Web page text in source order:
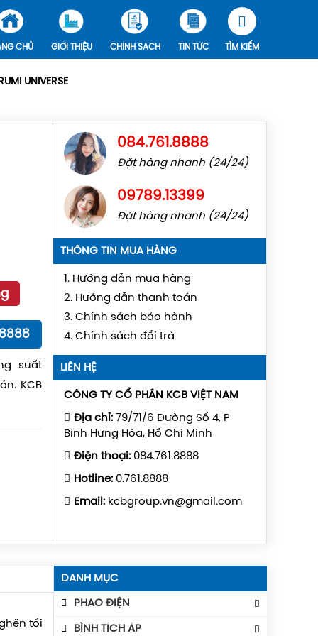
CHỦ GIỚI THIỆU CHÍNH SÁCH TIN TỨC TÌM KIẾM
UNIVERSE
suất
KCB
chống
084.761.8888
Đặt hàng nhanh (24/24)
09789.13399
Đặt hàng nhanh (24/24)
THÔNG TIN MUA HÀNG
1. Hướng dẫn mua hàng
2. Hướng dẫn thanh toán
3. Chính sách bảo hành
4. Chính sách đổi trả
LIÊN HỆ
CÔNG TY CỔ PHẦN KCB VIỆT NAM
Địa chỉ: 79/71/6 Đường Số 4, P
Bình Hưng Hòa, Hồ Chí Minh
Điện thoại: 084.761.8888
Hotline: 0.761.8888
Email: kcbgroup.vn@gmail.com
tối
DANH MỤC
PHAO ĐIỆN
Phao Báo Mức
BÌNH TÍCH ÁP